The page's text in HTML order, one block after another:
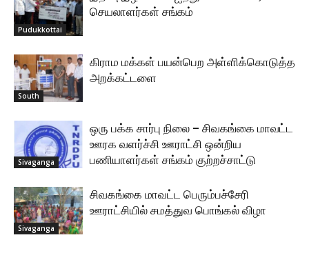
Pudukkottai
செயலாளர்கள் சங்கம்
South
கிராம மக்கள் பயன்பெற அள்ளிக்கொடுத்த
அறக்கட்டளை
Sivaganga
ஒரு பக்க சார்பு நிலை – சிவகங்கை மாவட்ட
ஊரக வளர்ச்சி ஊராட்சி ஒன்றிய
பணியாளர்கள் சங்கம் குற்றச்சாட்டு
Sivaganga
சிவகங்கை மாவட்ட பெரும்பச்சேரி
ஊராட்சியில் சமத்துவ பொங்கல் விழா